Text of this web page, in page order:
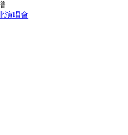
演唱會